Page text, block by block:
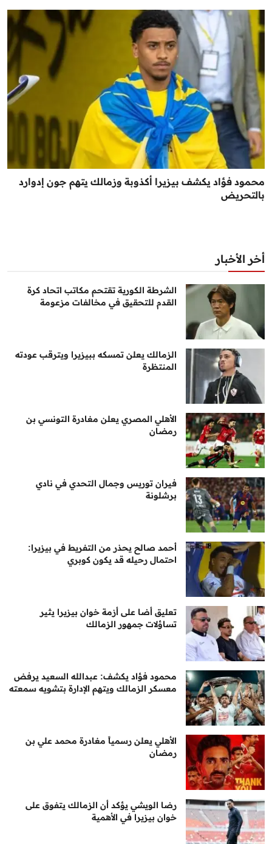
محمود فؤاد يكشف بيزيرا أكذوبة وزمالك يتهم جون إدوارد
بالتحريض
أخر الأخبار
الشرطة الكورية تقتحم مكاتب اتحاد كرة
القدم للتحقيق في مخالفات مزعومة
الزمالك يعلن تمسكه ببيزيرا ويترقب عودته
المنتظرة
الأهلي المصري يعلن مغادرة التونسي بن
رمضان
فيران توريس وجمال التحدي في نادي
برشلونة
أحمد صالح يحذر من التفريط في بيزيرا:
احتمال رحيله قد يكون كوبري
تعليق أضا على أزمة خوان بيزيرا يثير
تساؤلات جمهور الزمالك
محمود فؤاد يكشف: عبدالله السعيد يرفض
معسكر الزمالك ويتهم الإدارة بتشويه سمعته
الأهلي يعلن رسمياً مغادرة محمد علي بن
رمضان
رضا الويشي يؤكد أن الزمالك يتفوق على
خوان بيزيرا في الأهمية